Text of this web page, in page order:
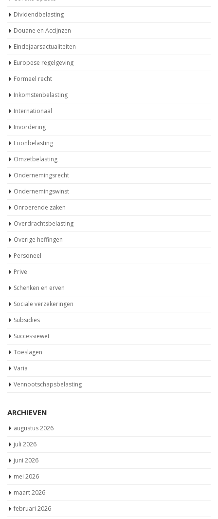
Dividendbelasting
Douane en Accijnzen
Eindejaarsactualiteiten
Europese regelgeving
Formeel recht
Inkomstenbelasting
Internationaal
Invordering
Loonbelasting
Omzetbelasting
Ondernemingsrecht
Ondernemingswinst
Onroerende zaken
Overdrachtsbelasting
Overige heffingen
Personeel
Prive
Schenken en erven
Sociale verzekeringen
Subsidies
Successiewet
Toeslagen
Varia
Vennootschapsbelasting
ARCHIEVEN
augustus 2026
juli 2026
juni 2026
mei 2026
maart 2026
februari 2026